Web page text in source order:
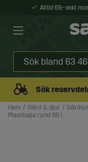
Alltid 69:- exkl.
Sök
Hem Gård & djur
Plastbalja rund 65 l